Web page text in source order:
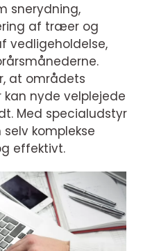
snerydning,
af træer og
vedligeholdelse,
at områdets
kan nyde velplejede
Med specialudstyr
komplekse
effektivt.